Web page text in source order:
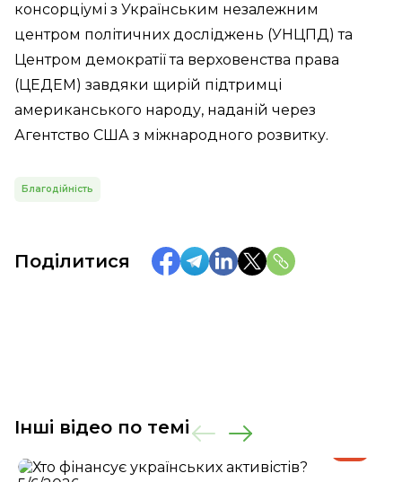
консорціумі з Українським незалежним
центром політичних досліджень (УНЦПД) та
Центром демократії та верховенства права
(ЦЕДЕМ) завдяки щирій підтримці
американського народу, наданій через
Агентство США з міжнародного розвитку.
Благодійність
Поділитися
Інші відео по темі